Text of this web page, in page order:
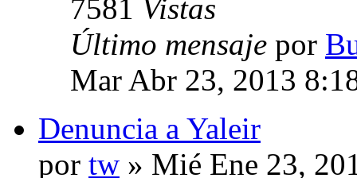
7581 Vistas
Último mensaje por
Mar Abr 23, 2013
Denuncia a Yaleir
por tw » Mié Ene 23,